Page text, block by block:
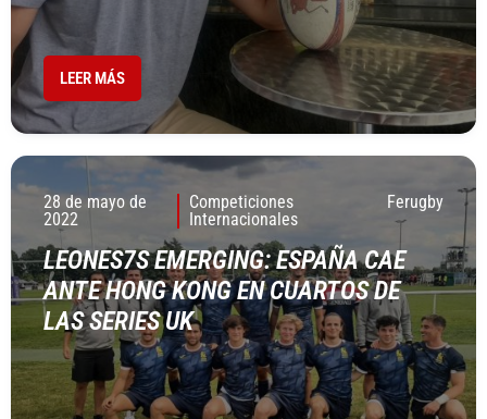
LEER MÁS
28 de mayo de
2022
Competiciones
Internacionales
Ferugby
LEONES7S EMERGING: ESPAÑA CAE
ANTE HONG KONG EN CUARTOS DE
LAS SERIES UK